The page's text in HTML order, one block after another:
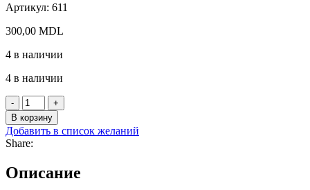
Артикул: 611
300,00 MDL
4 в наличии
4 в наличии
Количество
товара
Втулка
80-
3401070
В корзину
Добавить в список желаний
Share:
Описание